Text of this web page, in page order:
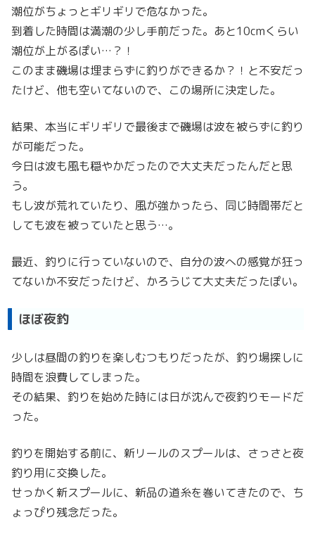
潮位がちょっとギリギリで危なかった。
到着した時間は満潮の少し手前だった。あと10cmくらい
潮位が上がるぽい…？！
このまま磯場は埋まらずに釣りができるか？！と不安だっ
たけど、他も空いてないので、この場所に決定した。
結果、本当にギリギリで最後まで磯場は波を被らずに釣り
が可能だった。
今日は波も風も穏やかだったので大丈夫だったんだと思
う。
もし波が荒れていたり、風が強かったら、同じ時間帯だと
しても波を被っていたと思う…。
最近、釣りに行っていないので、自分の波への感覚が狂っ
てないか不安だったけど、かろうじて大丈夫だったぽい。
ほぼ夜釣
少しは昼間の釣りを楽しむつもりだったが、釣り場探しに
時間を浪費してしまった。
その結果、釣りを始めた時には日が沈んで夜釣りモードだ
った。
釣りを開始する前に、新リールのスプールは、さっさと夜
釣り用に交換した。
せっかく新スプールに、新品の道糸を巻いてきたので、ち
ょっぴり残念だった。